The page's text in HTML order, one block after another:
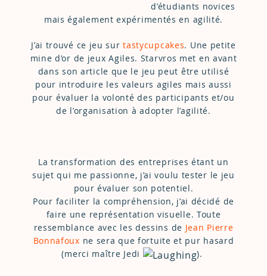
d’étudiants novices
mais également expérimentés en agilité.
J’ai trouvé ce jeu surtastycupcakes. Une petite
mine d’or de jeux Agiles. Starvros met en avant
dans son article que le jeu peut être utilisé
pour introduire les valeurs agiles mais aussi
pour évaluer la volonté des participants et/ou
de l’organisation à adopter l’agilité.
La transformation des entreprises étant un
sujet qui me passionne, j’ai voulu tester le jeu
pour évaluer son potentiel.
Pour faciliter la compréhension, j’ai décidé de
faire une représentation visuelle. Toute
ressemblance avec les dessins de Jean Pierre
Bonnafoux ne sera que fortuite et pur hasard
(merci maître Jedi
).